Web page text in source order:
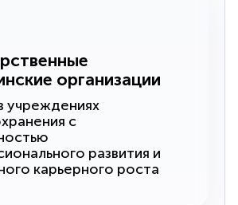
организации
учреждениях
с
развития и
карьерного роста